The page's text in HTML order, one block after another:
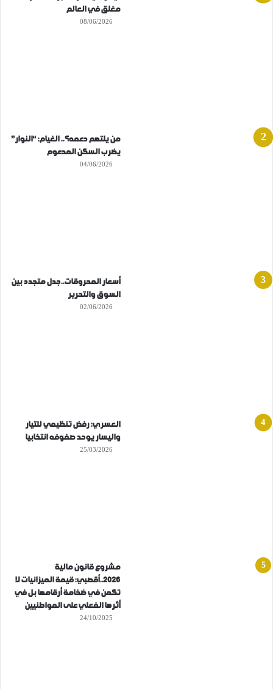
مغلق في العالم
08/06/2026
من يلتهم دعمه؟.. الغيام: “النوار”
يضرب السكن المدعوم
04/06/2026
أسعار المحروقات..جدل متجدد بين
السوق والتحرير
02/06/2026
العسري: رفض تنظيمي للتيار
واليسار يوحد صفوفه انتخابيا
25/03/2026
مشروع قانون مالية
2026..أقصبي: قيمة الميزانيات لا
تكمن في ضخامة أرقامها بل في
أثرها الفعلي على المواطنيين
24/10/2025